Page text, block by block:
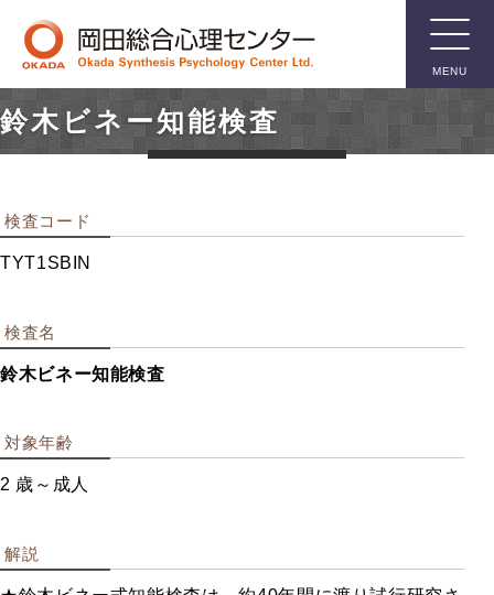
鈴木ビネー知能検査
検査コード
TYT1SBIN
検査名
鈴木ビネー知能検査
対象年齢
2 歳～成人
解説
MENU
臨床用検
査
知能検査
言語関係検査
箱庭療法用具
査